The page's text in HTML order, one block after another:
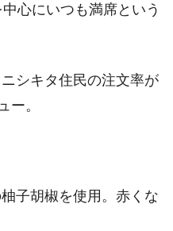
心にいつも満席という
ニシキタ住民の注文率が
ー。
子胡椒を使用。赤くな